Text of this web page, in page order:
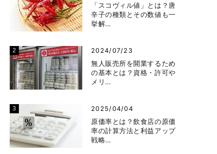
「スコヴィル値」とは？唐
辛子の種類とその数値も一
挙解…
2024/07/23
無人販売所を開業するため
の基本とは？資格・許可や
メリ…
2025/04/04
原価率とは？飲食店の原価
率の計算方法と利益アップ
戦略…